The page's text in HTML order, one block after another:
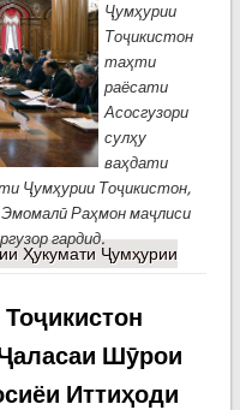
Ҷумҳурии
Тоҷикистон
таҳти
раёсати
Асосгузори
сулҳу
ваҳдати
Ҷумҳурии Тоҷикистон,
Раҳмон маҷлиси
гардид.
Ҳукумати Ҷумҳурии
Шӯрои
Иттиҳоди